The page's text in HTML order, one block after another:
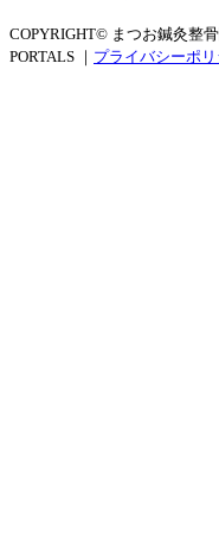
COPYRIGHT© まつお鍼灸整
PORTALS ｜ プライバシーポ